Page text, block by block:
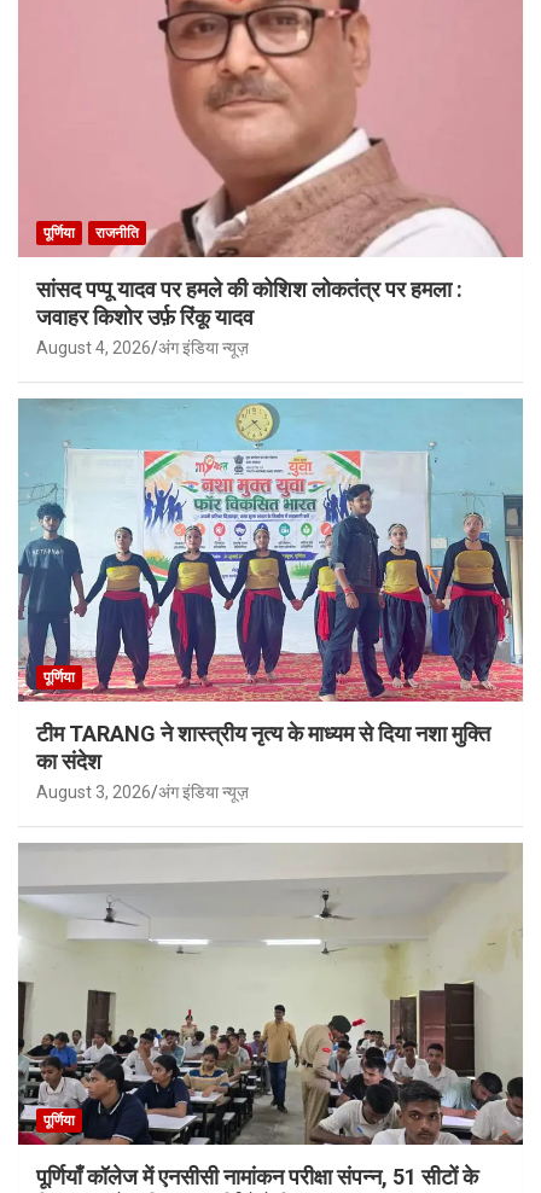
पूर्णिया राजनीति
सांसद पप्पू यादव पर हमले की कोशिश लोकतंत्र पर हमला :
जवाहर किशोर उर्फ़ रिंकू यादव
August 4, 2026 अंग इंडिया न्यूज़
पूर्णिया
टीम TARANG ने शास्त्रीय नृत्य के माध्यम से दिया नशा मुक्ति
का संदेश
August 3, 2026 अंग इंडिया न्यूज़
पूर्णिया
पूर्णियाँ कॉलेज में एनसीसी नामांकन परीक्षा संपन्न, 51 सीटों के